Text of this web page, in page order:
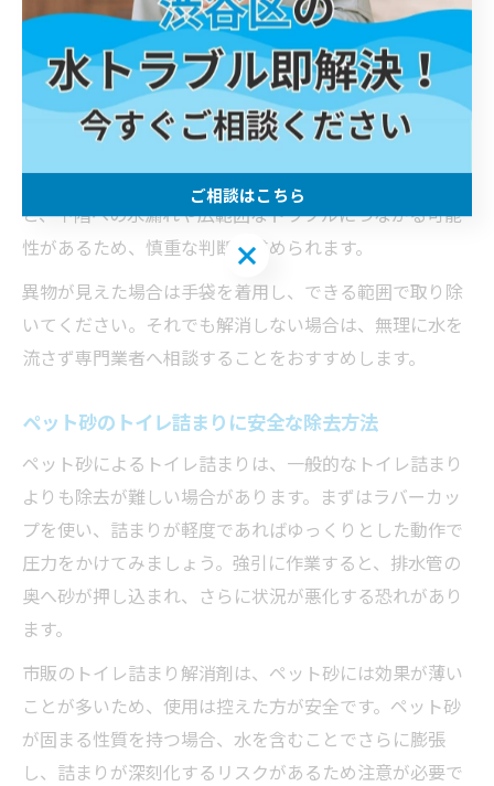
えていないか、便器の水位が普段より高くなっていない
かを観察します。
また、集合住宅の場合は自室だけでなく、他の階や部屋
で同様のトラブルが発生していないかも管理組合やご近
所に確認すると安心です。水を流して詰まりが悪化する
と、下階への水漏れや広範囲なトラブルにつながる可能
性があるため、慎重な判断が求められます。
異物が見えた場合は手袋を着用し、できる範囲で取り除
いてください。それでも解消しない場合は、無理に水を
流さず専門業者へ相談することをおすすめします。
ペット砂のトイレ詰まりに安全な除去方法
ペット砂によるトイレ詰まりは、一般的なトイレ詰まり
よりも除去が難しい場合があります。まずはラバーカッ
プを使い、詰まりが軽度であればゆっくりとした動作で
圧力をかけてみましょう。強引に作業すると、排水管の
奥へ砂が押し込まれ、さらに状況が悪化する恐れがあり
ます。
市販のトイレ詰まり解消剤は、ペット砂には効果が薄い
ことが多いため、使用は控えた方が安全です。ペット砂
が固まる性質を持つ場合、水を含むことでさらに膨張
し、詰まりが深刻化するリスクがあるため注意が必要で
ご相談はこちら
ご相談はこちら